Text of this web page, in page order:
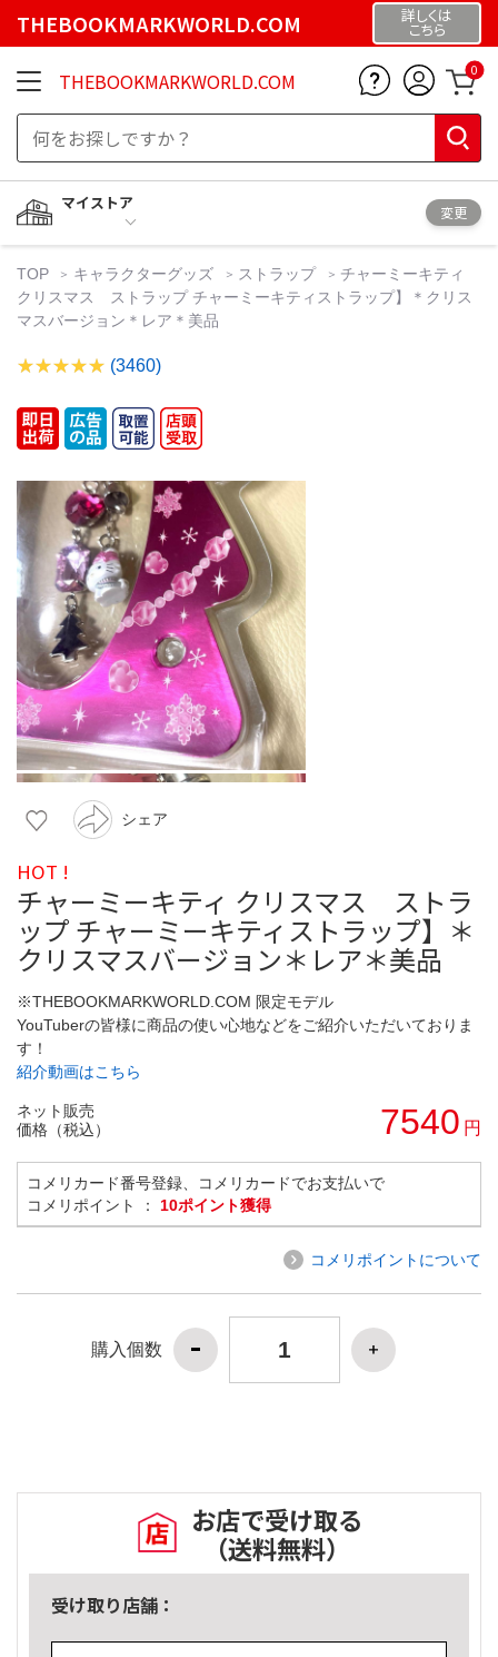
THEBOOKMARKWORLD.COM 詳しくは
こちら
THEBOOKMARKWORLD.COM 0
マイストア
変更
TOP キャラクターグッズ ストラップ
チャーミーキティ
クリスマス ストラップ チャーミーキティストラップ】＊クリス
マスバージョン＊レア＊美品
(3460)
シェア
HOT !
チャーミーキティ クリスマス ストラ
ップ チャーミーキティストラップ】＊
クリスマスバージョン＊レア＊美品
※THEBOOKMARKWORLD.COM 限定モデル
YouTuberの皆様に商品の使い心地などをご紹介いただいておりま
す！
紹介動画はこちら
ネット販売
価格（税込）
7540 円
コメリカード番号登録、コメリカードでお支払いで
コメリポイント ： 10ポイント獲得
コメリポイントについて
購入個数
お店で受け取る
（送料無料）
受け取り店舗：